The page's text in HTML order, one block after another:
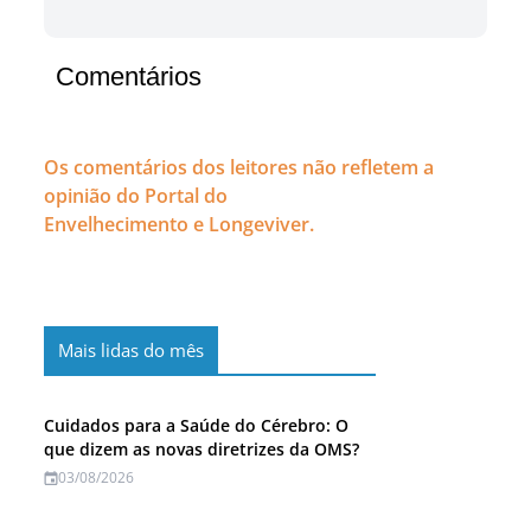
Comentários
Os comentários dos leitores não refletem a
opinião do Portal do
Envelhecimento e Longeviver.
Mais lidas do mês
Cuidados para a Saúde do Cérebro: O
que dizem as novas diretrizes da OMS?
03/08/2026